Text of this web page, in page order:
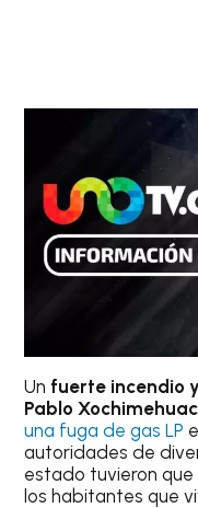
Un fuerte incendio
Pablo
una fuga de gas LP
autoridades de
estado tuvieron
los habitantes que